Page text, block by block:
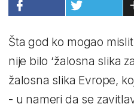
Šta god ko mogao
nije bilo ‘žalosna slika
žalosna slika Evrope,
- u nameri da se